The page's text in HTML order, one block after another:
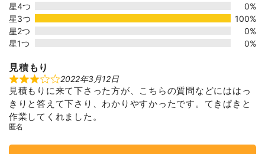
星4つ
0%
星3つ
100%
星2つ
0%
星1つ
0%
見積もり
R
a
e
d
3
2022年3月12日
見積もりに来て下さった方が、こちらの質問などにははっ
きりと答えて下さり、わかりやすかったです。てきぱきと
作業してくれました。
匿名